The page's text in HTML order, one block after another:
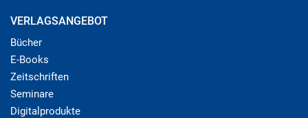
VERLAGSANGEBOT
Bücher
E-Books
Zeitschriften
Seminare
Digitalprodukte